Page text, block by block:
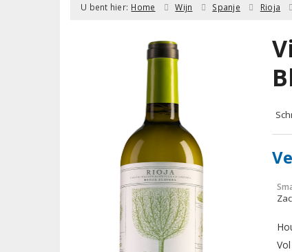
U bent hier: Home Wijn Spanje Rioja